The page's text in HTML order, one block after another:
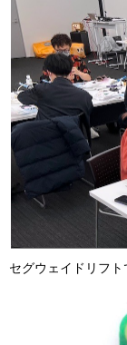
セグウェイドリフ